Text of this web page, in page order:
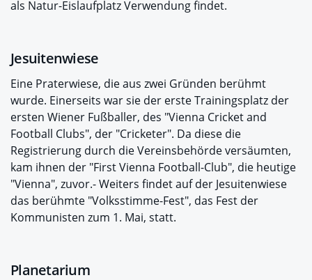
als Natur-Eislaufplatz Verwendung findet.
Jesuitenwiese
Eine Praterwiese, die aus zwei Gründen berühmt
wurde. Einerseits war sie der erste Trainingsplatz der
ersten Wiener Fußballer, des "Vienna Cricket and
Football Clubs", der "Cricketer". Da diese die
Registrierung durch die Vereinsbehörde versäumten,
kam ihnen der "First Vienna Football-Club", die heutige
"Vienna", zuvor.- Weiters findet auf der Jesuitenwiese
das berühmte "Volksstimme-Fest", das Fest der
Kommunisten zum 1. Mai, statt.
Planetarium